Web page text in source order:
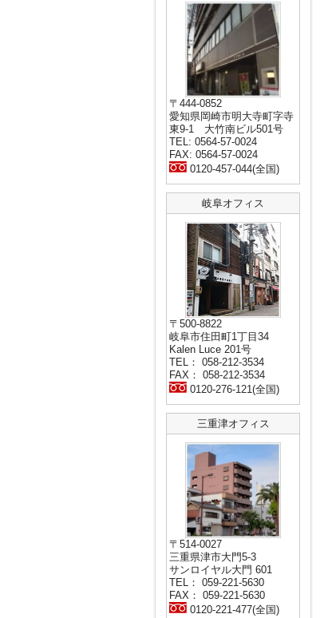
〒444-0852
愛知県岡崎市明大寺町字寺
東9-1 大竹南ビル501号
TEL: 0564-57-0024
FAX: 0564-57-0024
0120-457-044(全国)
岐阜オフィス
〒500-8822
岐阜市住田町1丁目34
Kalen Luce 201号
TEL： 058-212-3534
FAX： 058-212-3534
0120-276-121(全国)
三重津オフィス
〒514-0027
三重県津市大門5-3
サンロイヤル大門 601
TEL： 059-221-5630
FAX： 059-221-5630
0120-221-477(全国)